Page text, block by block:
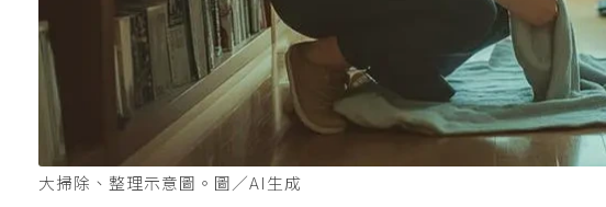
大掃除、整理示意圖。圖／AI生成